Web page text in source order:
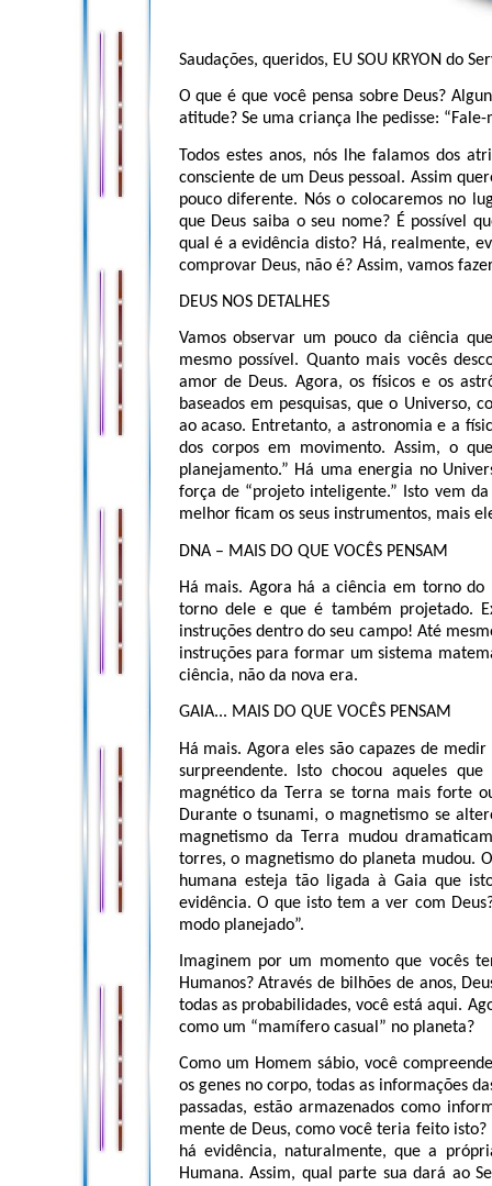
Saudações, queridos, EU SOU KRYON do
O que é que você pensa sobre Deus?
atitude? Se uma criança lhe pedisse:
Todos estes anos, nós lhe falamos dos
consciente de um Deus pessoal. Assim
pouco diferente. Nós o colocaremos no
que Deus saiba o seu nome? É possível
qual é a evidência disto? Há, realmente,
comprovar Deus, não é? Assim, vamos
DEUS NOS DETALHES
Vamos observar um pouco da ciência
mesmo possível. Quanto mais vocês
amor de Deus. Agora, os físicos e os
baseados em pesquisas, que o Universo,
ao acaso. Entretanto, a astronomia e a
dos corpos em movimento. Assim, o
planejamento.” Há uma energia no
força de “projeto inteligente.” Isto vem
melhor ficam os seus instrumentos, mais
DNA – MAIS DO QUE VOCÊS PENSAM
Há mais. Agora há a ciência em torno
torno dele e que é também projetado.
instruções dentro do seu campo! Até
instruções para formar um sistema
ciência, não da nova era.
GAIA... MAIS DO QUE VOCÊS PENSAM
Há mais. Agora eles são capazes de
surpreendente. Isto chocou aqueles
magnético da Terra se torna mais forte
Durante o tsunami, o magnetismo se
magnetismo da Terra mudou
torres, o magnetismo do planeta mudou.
humana esteja tão ligada à Gaia que
evidência. O que isto tem a ver com
modo planejado”.
Imaginem por um momento que vocês
Humanos? Através de bilhões de anos,
todas as probabilidades, você está aqui.
como um “mamífero casual” no planeta?
Como um Homem sábio, você
os genes no corpo, todas as informações
passadas, estão armazenados como
mente de Deus, como você teria feito
há evidência, naturalmente, que a
Humana. Assim, qual parte sua dará ao